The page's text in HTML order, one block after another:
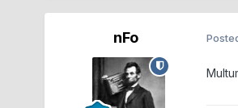
nFo